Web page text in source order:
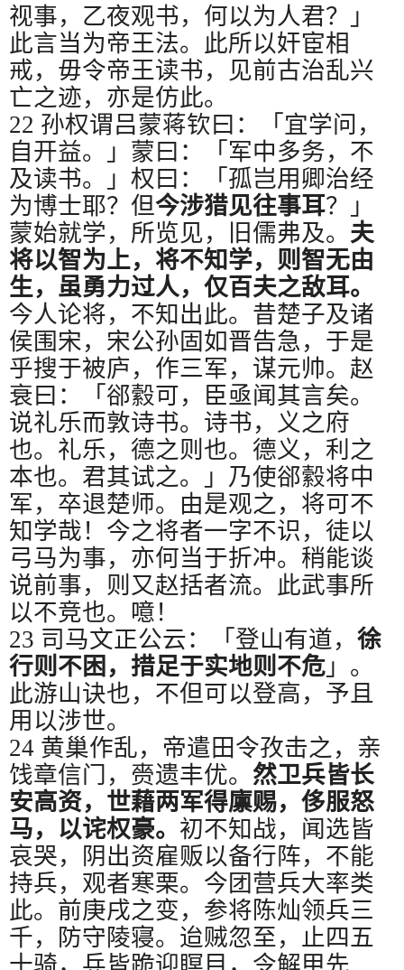
视事，乙夜观书，何以为人君？」
此言当为帝王法。此所以奸宦相
戒，毋令帝王读书，见前古治乱兴
亡之迹，亦是仿此。
22 孙权谓吕蒙蒋钦曰：「宜学问，
自开益。」蒙曰：「军中多务，不
及读书。」权曰：「孤岂用卿治经
为博士耶？但今涉猎见往事耳？」
蒙始就学，所览见，旧儒弗及。 夫
将以智为上，将不知学，则智无由
生，虽勇力过人，仅百夫之敌耳。
今人论将，不知出此。昔楚子及诸
侯围宋，宋公孙固如晋告急，于是
乎搜于被庐，作三军，谋元帅。赵
衰曰：「郤縠可，臣亟闻其言矣。
说礼乐而敦诗书。诗书，义之府
也。礼乐，德之则也。德义，利之
本也。君其试之。」乃使郤縠将中
军，卒退楚师。由是观之，将可不
知学哉！今之将者一字不识，徒以
弓马为事，亦何当于折冲。稍能谈
说前事，则又赵括者流。此武事所
以不竞也。噫！
23 司马文正公云：「登山有道， 徐
行则不困，措足于实地则不危 」。
此游山诀也，不但可以登高，予且
用以涉世。
24 黄巢作乱，帝遣田令孜击之，亲
饯章信门，赍遗丰优。 然卫兵皆长
安高资，世藉两军得廪赐，侈服怒
马，以诧权豪。 初不知战，闻选皆
哀哭，阴出资雇贩以备行阵，不能
持兵，观者寒栗。今团营兵大率类
此。前庚戌之变，参将陈灿领兵三
千，防守陵寝。迨贼忽至，止四五
十骑，兵皆跪迎瞑目，令解甲先